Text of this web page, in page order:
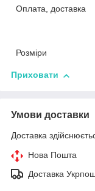
Оплата, доставка
Розміри
Приховати
Умови доставки
Доставка
Нова Пошта
Доставка